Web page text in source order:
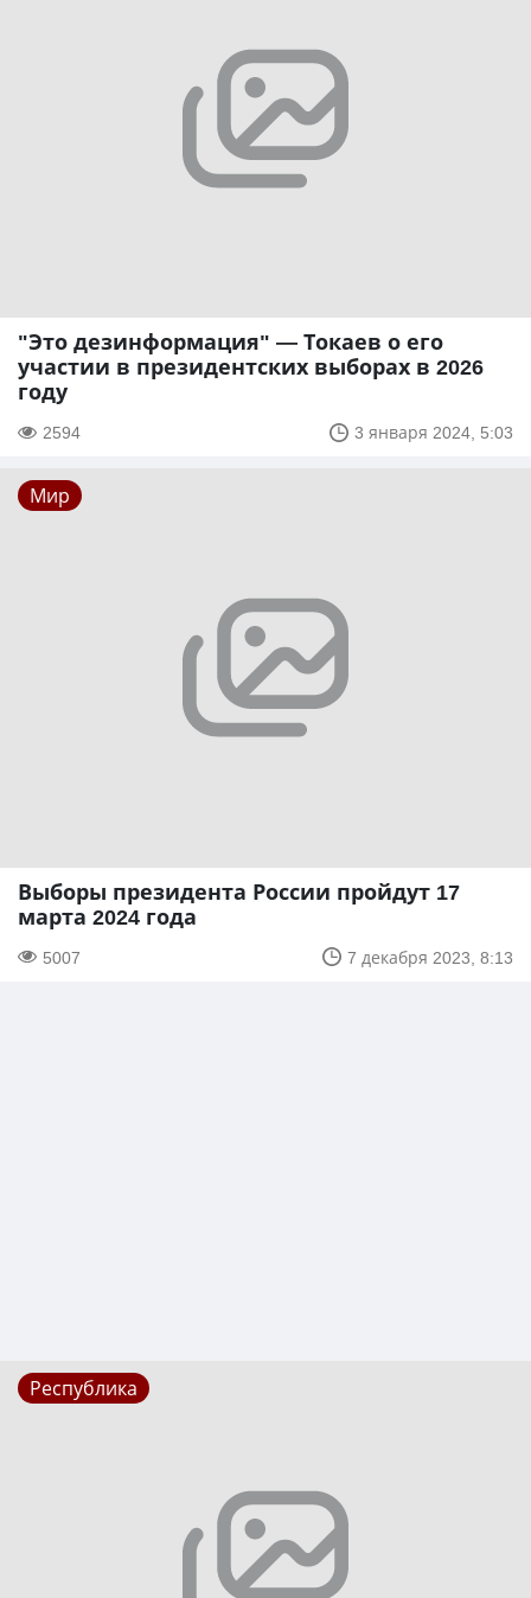
"Это дезинформация" — Токаев о его
участии в президентских выборах в 2026
году
2594 3 января 2024, 5:03
Мир
Выборы президента России пройдут 17
марта 2024 года
5007 7 декабря 2023, 8:13
Республика